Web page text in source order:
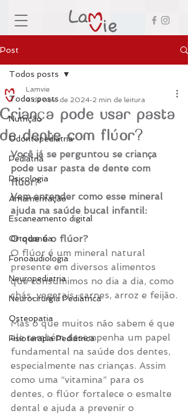
Post
Todos posts
Nutrição
Odontopediatria
Pediatria
Psicologia
Amamentação
Escaneamento digital
Ortodontia
Fonoaudiologia
Neuropediatria
Neurocirurgia Pediátrica
Osteopatia
Fisioterapia Pediátrica
Todos posts
Criança pode usar pasta
de dente com flúor?
Lamvie
4 de nov. de 2024 2 min de leitura
Você já se perguntou se criança
pode usar pasta de dente com
flúor?
Vem entender como esse mineral
ajuda na saúde bucal infantil:
O que é o flúor?
O flúor é um mineral natural
presente em diversos alimentos
que consumimos no dia a dia, como
chás, vegetais, carnes, arroz e feijão.
Mas o que muitos não sabem é que
ele também desempenha um papel
fundamental na saúde dos dentes,
especialmente nas crianças. Assim
como uma “vitamina” para os
dentes, o flúor fortalece o esmalte
dental e ajuda a prevenir o